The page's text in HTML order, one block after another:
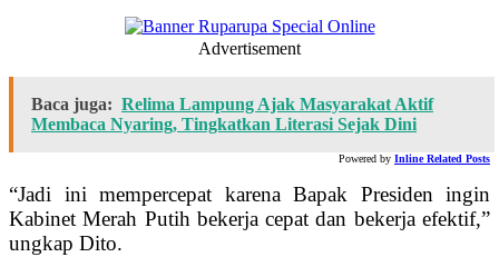
Advertisement
Baca juga: Relima Lampung Ajak Masyarakat Aktif
Membaca Nyaring, Tingkatkan Literasi Sejak Dini
Powered by Inline Related Posts
“Jadi ini mempercepat karena Bapak Presiden ingin
Kabinet Merah Putih bekerja cepat dan bekerja efektif,”
ungkap Dito.